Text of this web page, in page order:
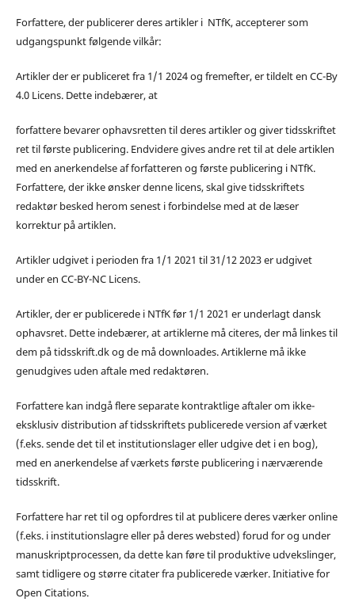
Forfattere, der publicerer deres artikler i NTfK, accepterer som
udgangspunkt følgende vilkår:
Artikler der er publiceret fra 1/1 2024 og fremefter, er tildelt en CC-By
4.0 Licens. Dette indebærer, at
forfattere bevarer ophavsretten til deres artikler og giver tidsskriftet
ret til første publicering. Endvidere gives andre ret til at dele artiklen
med en anerkendelse af forfatteren og første publicering i NTfK.
Forfattere, der ikke ønsker denne licens, skal give tidsskriftets
redaktør besked herom senest i forbindelse med at de læser
korrektur på artiklen.
Artikler udgivet i perioden fra 1/1 2021 til 31/12 2023 er udgivet
under en CC-BY-NC Licens.
Artikler, der er publicerede i NTfK før 1/1 2021 er underlagt dansk
ophavsret. Dette indebærer, at artiklerne må citeres, der må linkes til
dem på tidsskrift.dk og de må downloades. Artiklerne må ikke
genudgives uden aftale med redaktøren.
Forfattere kan indgå flere separate kontraktlige aftaler om ikke-
eksklusiv distribution af tidsskriftets publicerede version af værket
(f.eks. sende det til et institutionslager eller udgive det i en bog),
med en anerkendelse af værkets første publicering i nærværende
tidsskrift.
Forfattere har ret til og opfordres til at publicere deres værker online
(f.eks. i institutionslagre eller på deres websted) forud for og under
manuskriptprocessen, da dette kan føre til produktive udvekslinger,
samt tidligere og større citater fra publicerede værker. Initiative for
Open Citations.